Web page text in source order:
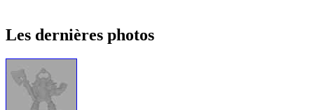
Les dernières photos